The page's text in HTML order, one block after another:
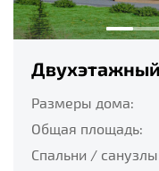
Размеры дома:
Общая площадь:
Спальни /